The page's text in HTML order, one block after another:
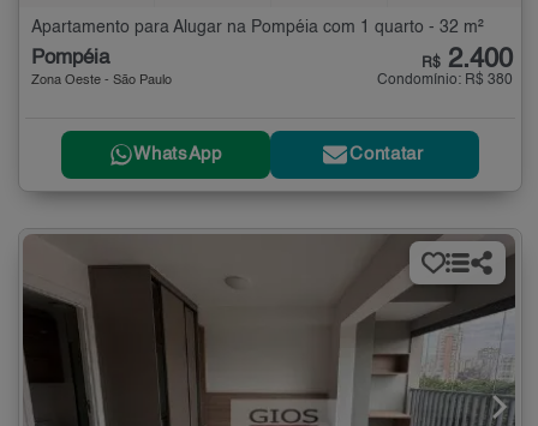
Apartamento para Alugar na Pompéia com 1 quarto - 32 m²
Pompéia
Zona Oeste - São Paulo
R$ 2.400
Condomínio: R$ 380
WhatsApp Contatar